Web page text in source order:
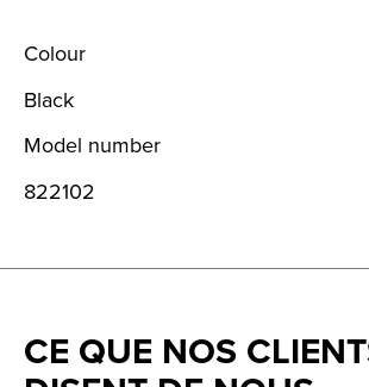
Colour
Black
Model number
822102
CE QUE NOS